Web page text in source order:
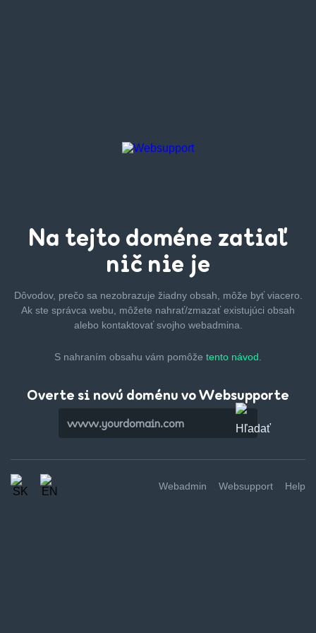
Na tejto doméne zatiaľ
nič nie je
Dôvodov, prečo sa nezobrazuje žiadny obsah, môže byťviacero.
Ak ste správca webu, môžete nahrať/zmazaťexistujúci obsah
alebo kontaktovať svojho webadmina.
S nahraním obsahu vám pomôže tento návod.
Overte si novú doménu vo Websupporte
Webadmin Websupport Help